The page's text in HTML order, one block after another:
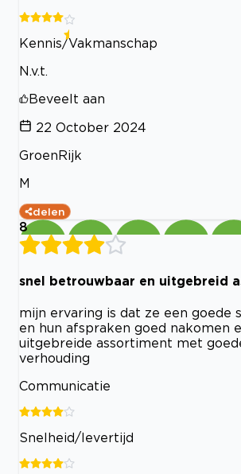
Kennis/Vakmanschap
N.v.t.
Beveelt aan
22 October 2024
GroenRijk
M
delen
8
snel betrouwbaar en uitgebreid
mijn ervaring is dat ze een goede
en hun afspraken goed nakomen
uitgebreide assortiment met
verhouding
Communicatie
Snelheid/levertijd